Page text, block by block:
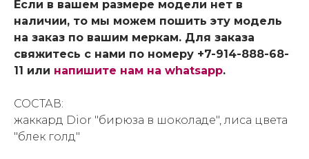
Если в вашем размере модели нет в
наличии, то мы можем пошить эту модель
на заказ по вашим меркам. Для заказа
свяжитесь с нами по номеру +7-914-888-68-
11 или напишите нам на whatsapp.
СОСТАВ:
жаккард Dior "бирюза в шоколаде", лиса цвета
"блек голд"